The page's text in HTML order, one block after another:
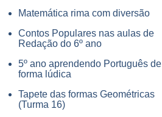
Matemática rima com diversão
Contos Populares nas aulas de
Redação do 6º ano
5º ano aprendendo Português de
forma lúdica
Tapete das formas Geométricas
(Turma 16)